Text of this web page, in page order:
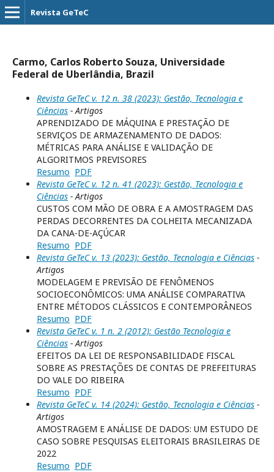
Revista GeTeC
Carmo, Carlos Roberto Souza, Universidade
Federal de Uberlândia, Brazil
Revista GeTeC v. 12 n. 38 (2023): Gestão, Tecnologia e
Ciências - Artigos
APRENDIZADO DE MÁQUINA E PRESTAÇÃO DE
SERVIÇOS DE ARMAZENAMENTO DE DADOS:
MÉTRICAS PARA ANÁLISE E VALIDAÇÃO DE
ALGORITMOS PREVISORES
Resumo PDF
Revista GeTeC v. 12 n. 41 (2023): Gestão, Tecnologia e
Ciências - Artigos
CUSTOS COM MÃO DE OBRA E A AMOSTRAGEM DAS
PERDAS DECORRENTES DA COLHEITA MECANIZADA
DA CANA-DE-AÇÚCAR
Resumo PDF
Revista GeTeC v. 13 (2023): Gestão, Tecnologia e Ciências -
Artigos
MODELAGEM E PREVISÃO DE FENÔMENOS
SOCIOECONÔMICOS: UMA ANÁLISE COMPARATIVA
ENTRE MÉTODOS CLÁSSICOS E CONTEMPORÂNEOS
Resumo PDF
Revista GeTeC v. 1 n. 2 (2012): Gestão Tecnologia e
Ciências - Artigos
EFEITOS DA LEI DE RESPONSABILIDADE FISCAL
SOBRE AS PRESTAÇÕES DE CONTAS DE PREFEITURAS
DO VALE DO RIBEIRA
Resumo PDF
Revista GeTeC v. 14 (2024): Gestão, Tecnologia e Ciências -
Artigos
AMOSTRAGEM E ANÁLISE DE DADOS: UM ESTUDO DE
CASO SOBRE PESQUISAS ELEITORAIS BRASILEIRAS DE
2022
Resumo PDF